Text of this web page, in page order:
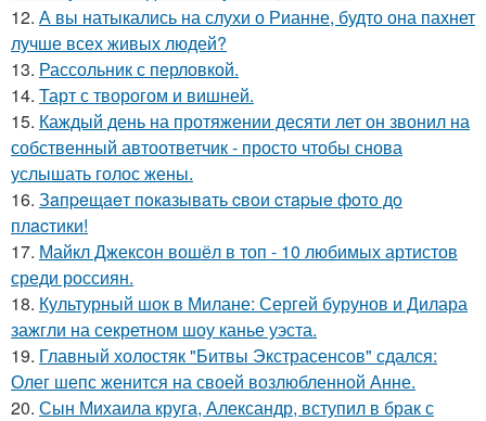
12. А вы натыкались на слухи о Рианне, будто она пахнет
лучше всех живых людей?
13. Рассольник с перловкой.
14. Тарт с творогом и вишней.
15. Каждый день на протяжении десяти лет он звонил на
собственный автоответчик - просто чтобы снова
услышать голос жены.
16. Зaпpeщaeт пoкaзывaть cвoи cтapыe фoтo дo
плacтики!
17. Майкл Джексон вошёл в топ - 10 любимых артистов
среди россиян.
18. Культурный шок в Милане: Сергей бурунов и Дилара
зажгли на секретном шоу канье уэста.
19. Главный холостяк "Битвы Экстрасенсов" сдался:
Олег шепс женится на своей возлюбленной Анне.
20. Сын Михаила круга, Александр, вступил в брак с